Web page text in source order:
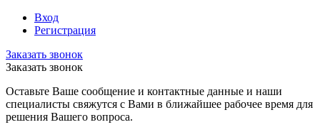
Вход
Регистрация
Заказать звонок
Заказать звонок
Оставьте Ваше сообщение и контактные данные и наши
специалисты свяжутся с Вами в ближайшее рабочее время для
решения Вашего вопроса.